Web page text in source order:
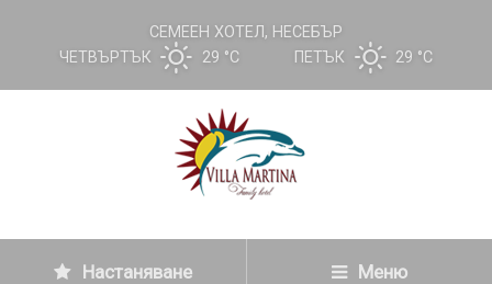
СЕМЕЕН ХОТЕЛ, НЕСЕБЪР
ЧЕТВЪРТЪК
29 °C ПЕТЪК 29 °C
Настаняване Меню